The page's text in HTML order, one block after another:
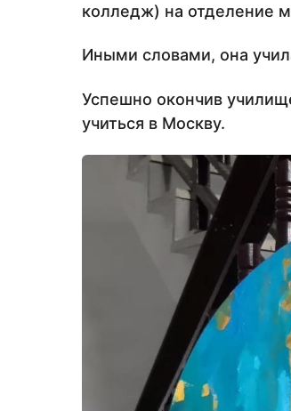
колледж) на отделение
Иными словами, она
Успешно окончив
учиться в Москву.